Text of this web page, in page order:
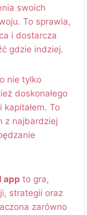
swoich
To sprawia,
i dostarcza
gdzie indziej.
nie tylko
doskonałego
To
z najbardziej
app to gra,
strategii oraz
zarówno